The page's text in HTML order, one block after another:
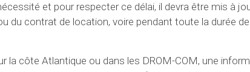
et pour respecter ce délai, il devra être mis à
du contrat de location, voire pendant toute la durée
la côte Atlantique ou dans les DROM-COM, une